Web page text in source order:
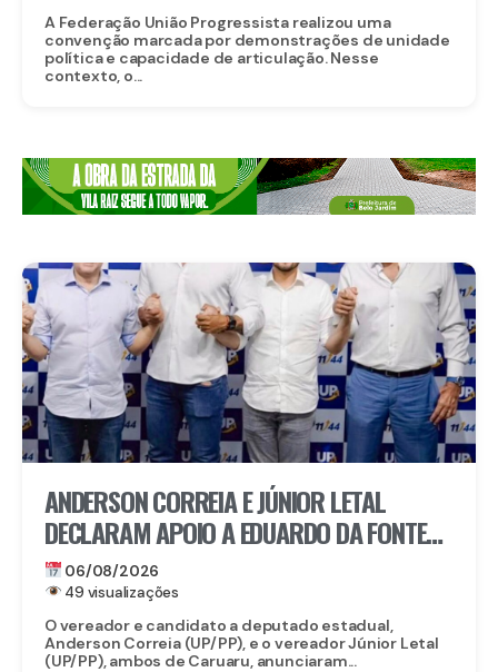
A Federação União Progressista realizou uma
convenção marcada por demonstrações de unidade
política e capacidade de articulação. Nesse
contexto, o...
ANDERSON CORREIA E JÚNIOR LETAL
DECLARAM APOIO A EDUARDO DA FONTE
PARA O SENADO E LULA DA FONTE PARA
DEPUTADO FEDERAL
06/08/2026
49 visualizações
O vereador e candidato a deputado estadual,
Anderson Correia (UP/PP), e o vereador Júnior Letal
(UP/PP), ambos de Caruaru, anunciaram...